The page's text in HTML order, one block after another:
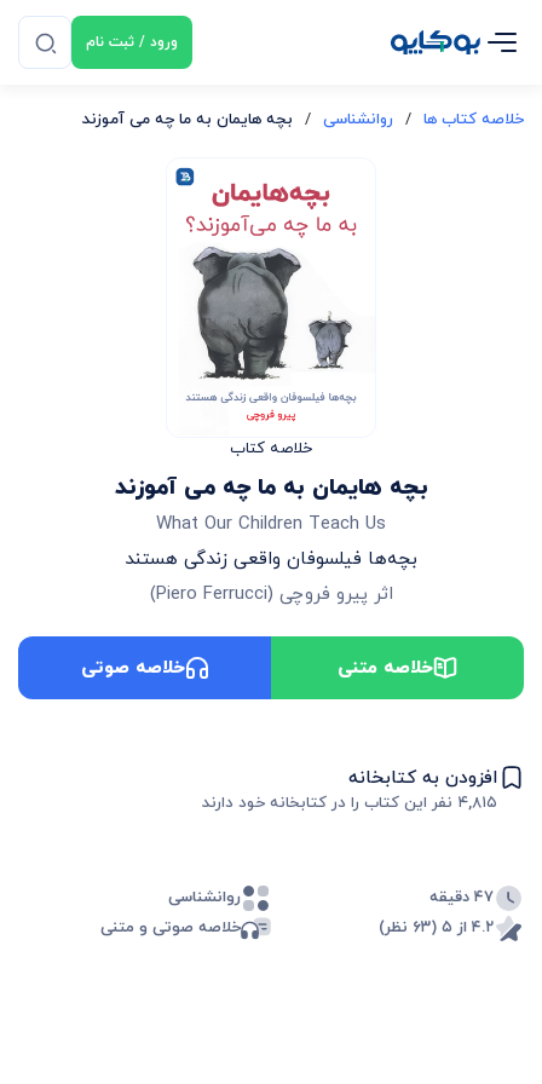
ورود / ثبت نام
خلاصه کتاب ها / روانشناسی / بچه هایمان به ما چه می‌ آموزند
خلاصه کتاب
بچه هایمان به ما چه می‌ آموزند
What Our Children Teach Us
بچه‌ها فیلسوفان واقعی زندگی هستند
اثر پیرو فروچی (
Piero Ferrucci
)
خلاصه متنی خلاصه صوتی
افزودن به کتابخانه
۴,۸۱۵ نفر این کتاب را در کتابخانه خود دارند
۴۷ دقیقه
روانشناسی
۴.۲ از ۵ (۶۳ نظر)
خلاصه صوتی و متنی